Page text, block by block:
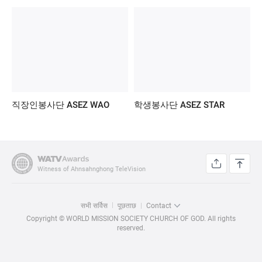
직장인봉사단 ASEZ WAO 학생봉사단 ASEZ STAR
Witness of Ahnsahnghong TeleVision
सभी सर्विस पूछताछ
Contact
Copyright © WORLD MISSION SOCIETY CHURCH OF GOD. All rights
reserved.